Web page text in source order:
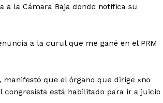
a la Cámara Baja donde notifica su
a la curul que me gané en el PRM
que el órgano que dirige «no
está habilitado para ir a juicio